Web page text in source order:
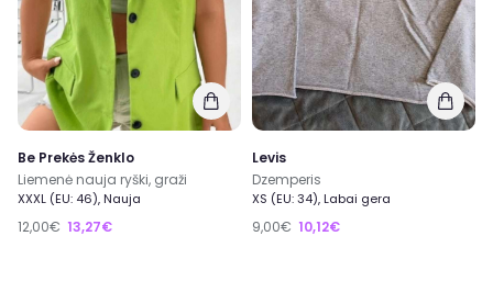
Be Prekės Ženklo
Liemenė nauja ryški, graži
XXXL (EU: 46), Nauja
12,00€ 13,27€
Levis
Dzemperis
XS (EU: 34), Labai gera
9,00€ 10,12€